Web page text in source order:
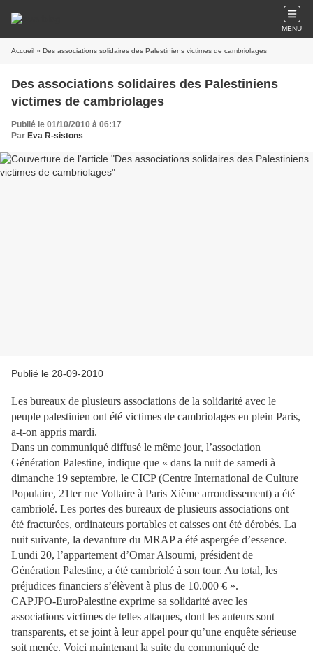
MENU
Accueil » Des associations solidaires des Palestiniens victimes de cambriolages
Des associations solidaires des Palestiniens
victimes de cambriolages
Publié le 01/10/2010 à 06:17
Par Eva R-sistons
Publié le 28-09-2010
Les bureaux de plusieurs associations de la solidarité avec le
peuple palestinien ont été victimes de cambriolages en plein Paris,
a-t-on appris mardi.
Dans un communiqué diffusé le même jour, l’association
Génération Palestine, indique que « dans la nuit de samedi à
dimanche 19 septembre, le CICP (Centre International de Culture
Populaire, 21ter rue Voltaire à Paris Xième arrondissement) a été
cambriolé. Les portes des bureaux de plusieurs associations ont
été fracturées, ordinateurs portables et caisses ont été dérobés. La
nuit suivante, la devanture du MRAP a été aspergée d’essence.
Lundi 20, l’appartement d’Omar Alsoumi, président de
Génération Palestine, a été cambriolé à son tour. Au total, les
préjudices financiers s’élèvent à plus de 10.000 € ».
CAPJPO-EuroPalestine exprime sa solidarité avec les
associations victimes de telles attaques, dont les auteurs sont
transparents, et se joint à leur appel pour qu’une enquête sérieuse
soit menée. Voici maintenant la suite du communiqué de